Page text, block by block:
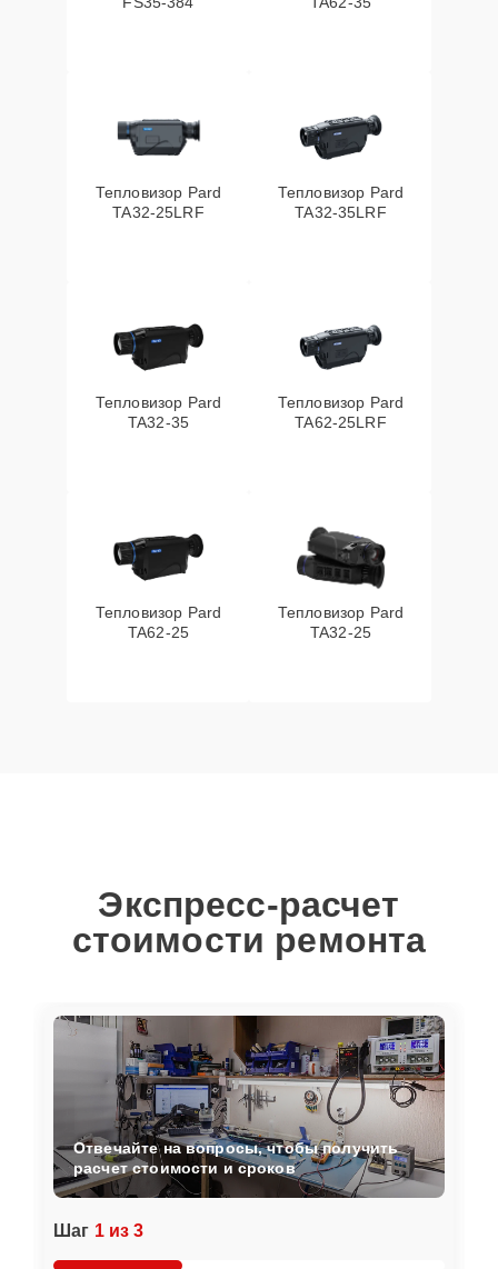
Тепловизор Pard
TA32-25LRF
Тепловизор Pard
TA32-35LRF
Тепловизор Pard
TA32-35
Тепловизор Pard
TA62-25LRF
Тепловизор Pard
TA62-25
Тепловизор Pard
TA32-25
Экспресс-расчет
стоимости ремонта
Шаг 1 из 3
Отвечайте на вопросы, чтобы получить
расчет стоимости и сроков